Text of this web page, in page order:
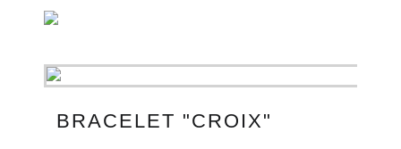
BRACELET "CROIX"